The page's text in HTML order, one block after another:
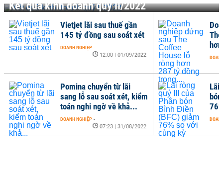
Kết quả kinh doanh quý II/2022
Lãi
Vietjet lãi sau thuế gần
145 tỷ đồng sau soát xét
DOANH NGHIỆP -
12:00 | 01/09/2022
Pomina chuyển từ lãi
sang lỗ sau soát xét, kiểm
toán nghi ngờ về khả...
DOANH NGHIỆP -
07:23 | 31/08/2022